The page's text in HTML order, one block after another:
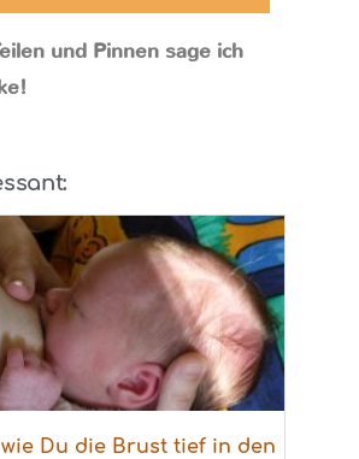
und Pinnen sage ich
Du die Brust tief in den